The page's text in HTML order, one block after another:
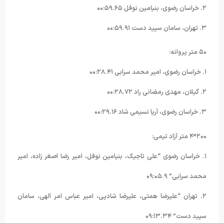
۲. خراسان رضوی، بنیامین نوفل ۰۰:۵۹.۶۵
۳. تهران، سامان سپید دست ۰۰:۵۹.۹۱
۵۰ متر پروانه:
۲. گیلان، مهدی رمضانی راد ۰۰:۲۸.۷۲
۳. خراسان رضوی، آریا نسیمی شاد ۰۰:۲۹.۱۶
۲۰۰*۴ متر آزاد تیمی:
۱. خراسان رضوی “علی تاجیک، بنیامین نوفل، امیر رضا اصغر زاده، امیر
محمد سرابی” ۰۹:۰۵.۹
۲. تهران “علیرضا همتی، علیرضا شادپی، امیر عباس امر الهی، سامان
سپید دست” ۰۹:۱۳.۳۴